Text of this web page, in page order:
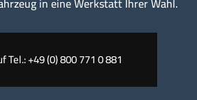
Tel.: +49 (0) 800 771 0 881